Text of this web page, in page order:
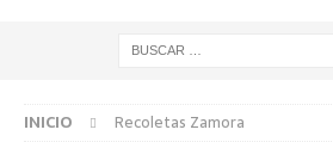
INICIO Recoletas Zamora